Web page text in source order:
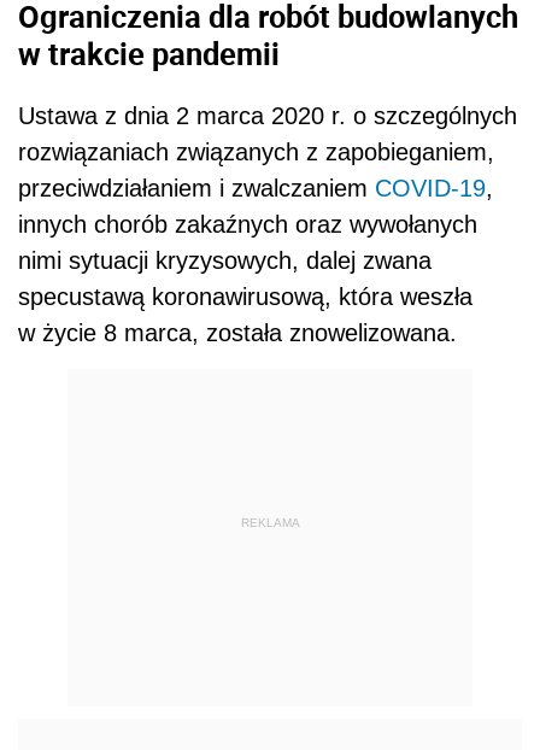
Ograniczenia dla robót budowlanych
w trakcie pandemii
Ustawa z dnia 2 marca 2020 r. o szczególnych
rozwiązaniach związanych z zapobieganiem,
przeciwdziałaniem i zwalczaniem COVID-19,
innych chorób zakaźnych oraz wywołanych
nimi sytuacji kryzysowych, dalej zwana
specustawą koronawirusową, która weszła
w życie 8 marca, została znowelizowana.
REKLAMA